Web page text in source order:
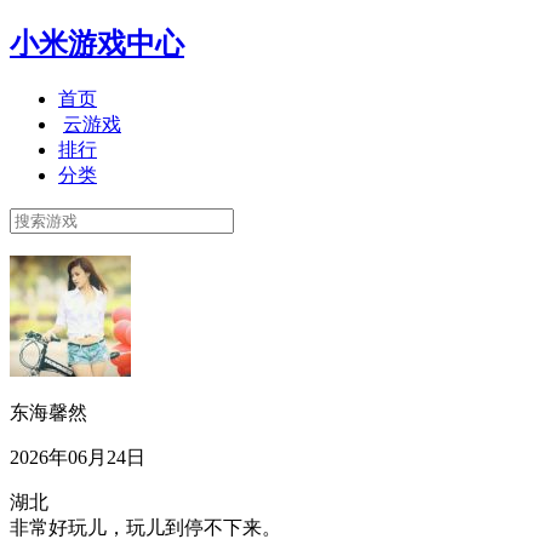
小米游戏中心
首页
云游戏
排行
分类
东海馨然
2026年06月24日
湖北
非常好玩儿，玩儿到停不下来。